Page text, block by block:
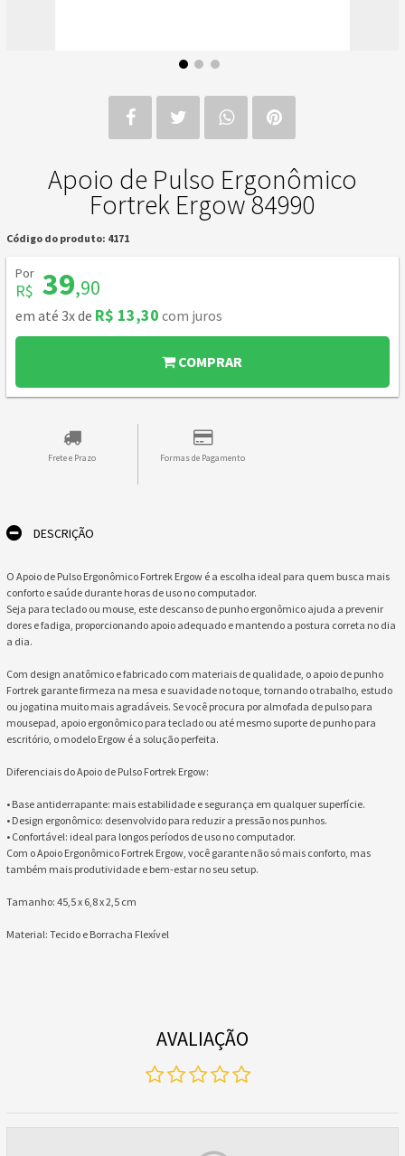
Apoio de Pulso Ergonômico
Fortrek Ergow 84990
Código do produto: 4171
Por
R$ 39,90
em até 3x de R$ 13,30 com juros
COMPRAR
Frete e Prazo Formas de Pagamento
DESCRIÇÃO
O Apoio de Pulso Ergonômico Fortrek Ergow é a escolha ideal para quem busca mais
conforto e saúde durante horas de uso no computador.
Seja para teclado ou mouse, este descanso de punho ergonômico ajuda a prevenir
dores e fadiga, proporcionando apoio adequado e mantendo a postura correta no dia
a dia.
Com design anatômico e fabricado com materiais de qualidade, o apoio de punho
Fortrek garante firmeza na mesa e suavidade no toque, tornando o trabalho, estudo
ou jogatina muito mais agradáveis. Se você procura por almofada de pulso para
mousepad, apoio ergonômico para teclado ou até mesmo suporte de punho para
escritório, o modelo Ergow é a solução perfeita.
Diferenciais do Apoio de Pulso Fortrek Ergow:
• Base antiderrapante: mais estabilidade e segurança em qualquer superfície.
• Design ergonômico: desenvolvido para reduzir a pressão nos punhos.
• Confortável: ideal para longos períodos de uso no computador.
Com o Apoio Ergonômico Fortrek Ergow, você garante não só mais conforto, mas
também mais produtividade e bem-estar no seu setup.
Tamanho: 45,5 x 6,8 x 2,5 cm
Material: Tecido e Borracha Flexível
AVALIAÇÃO